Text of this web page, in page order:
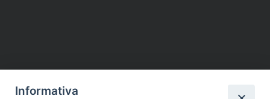
Informativa